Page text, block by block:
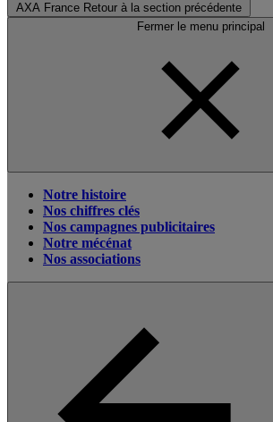
AXA France Retour à la section précédente
Fermer le menu principal
Notre histoire
Nos chiffres clés
Nos campagnes publicitaires
Notre mécénat
Nos associations